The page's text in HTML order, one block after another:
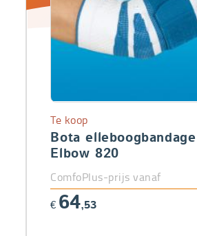
Bota
Elbow 820
Te koop
ComfoPlus-prijs vanaf
€ 64,53